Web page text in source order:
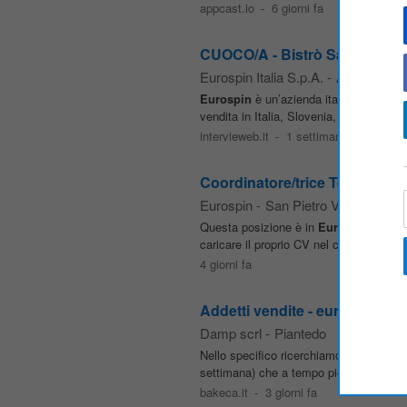
appcast.io - 6 giorni fa
CUOCO/A - Bistrò Sapore di
Eurospin Italia S.p.A. - Ancona
Eurospin è un’azienda italiana della
vendita in Italia, Slovenia, Croazia e
intervieweb.it - 1 settimana fa
Coordinatore/trice Tecnici di
Eurospin - San Pietro Vernotico
Questa posizione è in Eurospin Il
caricare il proprio CV nel campo
4 giorni fa
Addetti vendite - eurospin
Damp scrl - Piantedo
Nello specifico ricerchiamo per il nostro
settimana) che a tempo pieno (40
bakeca.it - 3 giorni fa